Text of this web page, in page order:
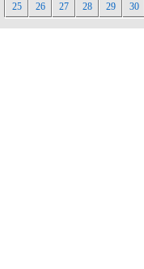
25
26 27 28 29 30